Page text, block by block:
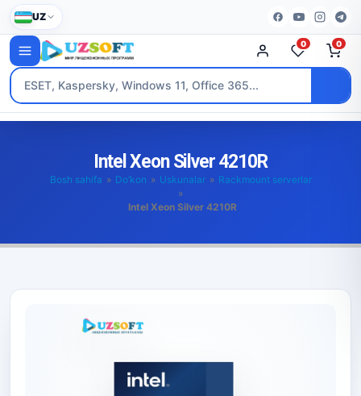
UZ
0 0
Intel Xeon Silver 4210R
Bosh sahifa » Do’kon » Uskunalar » Rackmount serverlar
»
Intel Xeon Silver 4210R